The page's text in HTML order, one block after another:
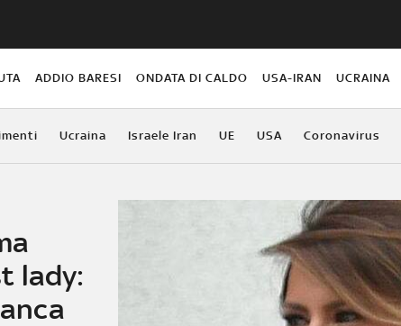
ADDIO BARESI ONDATA DI CALDO USA-IRAN UCRAINA
Ucraina Israele Iran UE USA Coronavirus
lady: